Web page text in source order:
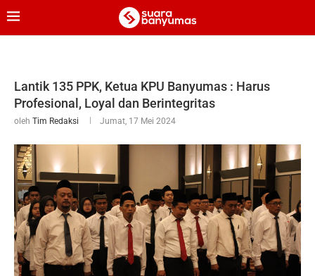
Lantik 135 PPK, Ketua KPU Banyumas : Harus
Profesional, Loyal dan Berintegritas
oleh Tim Redaksi Jumat, 17 Mei 2024